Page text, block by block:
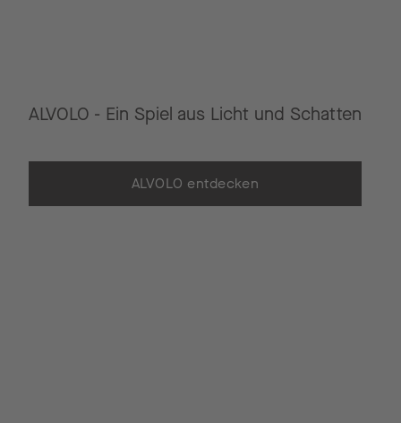
ALVOLO - Ein Spiel aus Licht und Schatten
ALVOLO entdecken